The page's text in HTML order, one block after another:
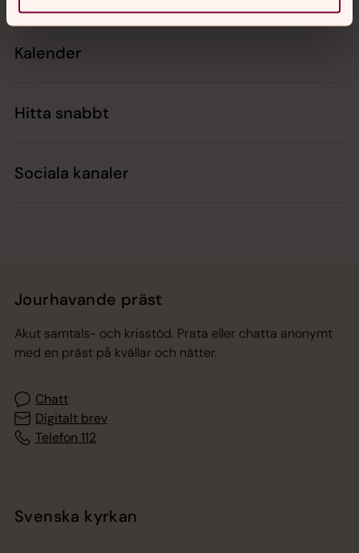
Kalender
Hitta snabbt
Sociala kanaler
Jourhavande präst
Akut samtals- och krisstöd. Prata eller chatta anonymt
med en präst på kvällar och nätter.
Chatt
Digitalt brev
Telefon 112
Svenska kyrkan